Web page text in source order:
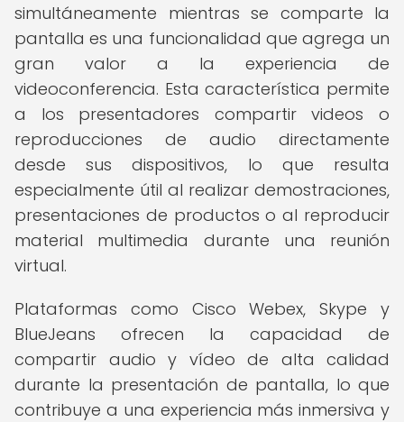
simultáneamente mientras se comparte la
pantalla es una funcionalidad que agrega un
gran valor a la experiencia de
videoconferencia. Esta característica permite
a los presentadores compartir videos o
reproducciones de audio directamente
desde sus dispositivos, lo que resulta
especialmente útil al realizar demostraciones,
presentaciones de productos o al reproducir
material multimedia durante una reunión
virtual.
Plataformas como Cisco Webex, Skype y
BlueJeans ofrecen la capacidad de
compartir audio y vídeo de alta calidad
durante la presentación de pantalla, lo que
contribuye a una experiencia más inmersiva y